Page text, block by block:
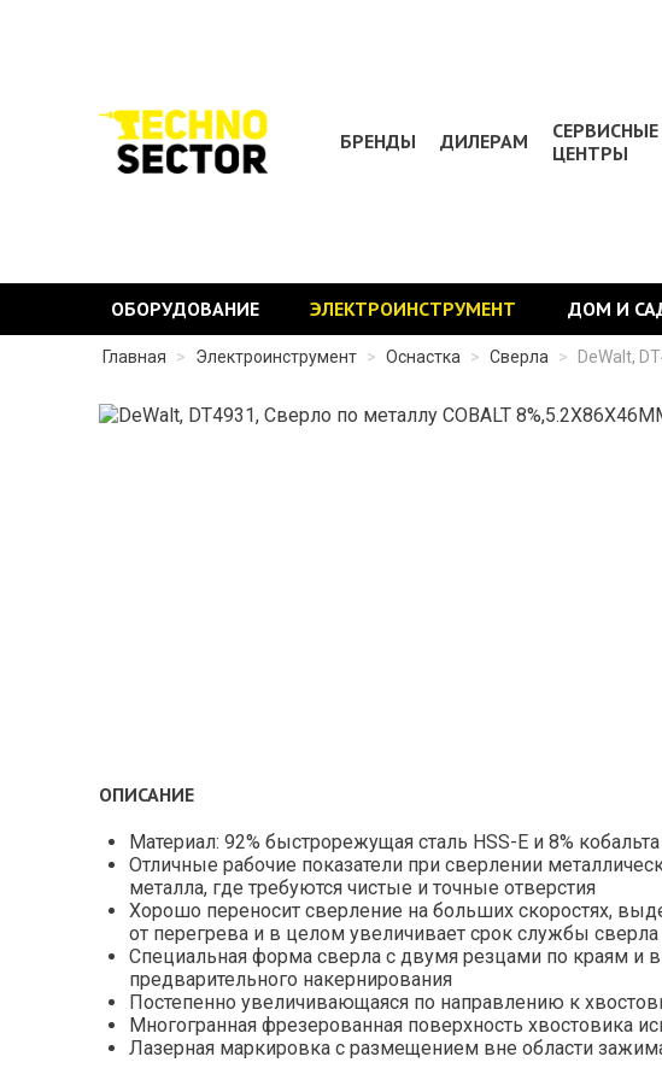
БРЕНДЫ ДИЛЕРАМ
СЕРВИСНЫЕ
ЦЕНТРЫ
ОБОРУДОВАНИЕ ЭЛЕКТРОИНСТРУМЕНТ ДОМ И
Главная > Электроинструмент > Оснастка > Сверла > DeWalt,
ОПИСАНИЕ
Материал: 92% быстрорежущая сталь HSS-E и 8% кобальта
Отличные рабочие показатели при сверлении
металла, где требуются чистые и точные отверстия
Хорошо переносит сверление на больших скоростях,
от перегрева и в целом увеличивает срок службы сверла
Специальная форма сверла с двумя резцами по краям и
предварительного накернирования
Постепенно увеличивающаяся по направлению к
Многогранная фрезерованная поверхность хвостовика
Лазерная маркировка с размещением вне области